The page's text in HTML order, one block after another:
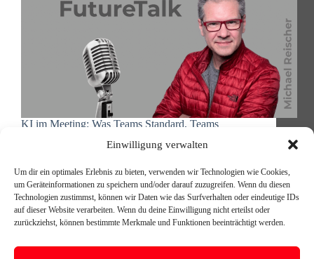
Einwilligung verwalten
Um dir ein optimales Erlebnis zu bieten, verwenden wir Technologien wie Cookies,
um Geräteinformationen zu speichern und/oder darauf zuzugreifen. Wenn du diesen
Technologien zustimmst, können wir Daten wie das Surfverhalten oder eindeutige IDs
auf dieser Website verarbeiten. Wenn du deine Einwilligung nicht erteilst oder
zurückziehst, können bestimmte Merkmale und Funktionen beeinträchtigt werden.
KI im Meeting: Was Teams Standard, Teams
Microsoft-Lizenzdschungel – und wie man ihn
Rooms Basic, Teams Rooms Pro – der Unterschied
zwischen diesen Stufen ist vielen Unternehmen
nicht…
Michael Reischer
16. Juni 2026